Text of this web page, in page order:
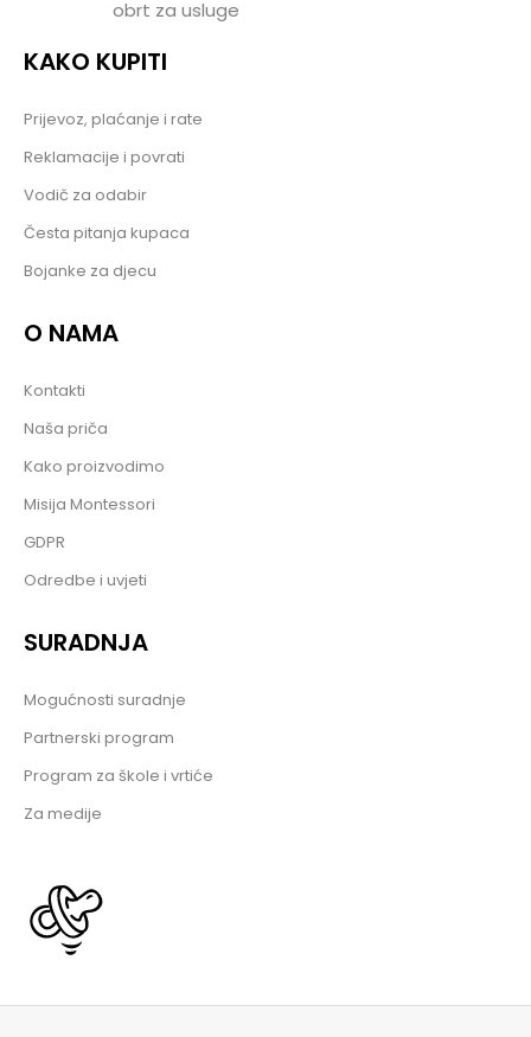
obrt za usluge
KAKO KUPITI
Prijevoz, plaćanje i rate
Reklamacije i povrati
Vodič za odabir
Česta pitanja kupaca
Bojanke za djecu
O NAMA
Kontakti
Naša priča
Kako proizvodimo
Misija Montessori
GDPR
Odredbe i uvjeti
SURADNJA
Mogućnosti suradnje
Partnerski program
Program za škole i vrtiće
Za medije